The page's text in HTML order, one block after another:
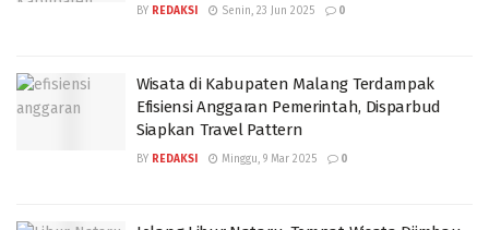
BY REDAKSI Senin, 23 Jun 2025 0
Wisata di Kabupaten Malang Terdampak
Efisiensi Anggaran Pemerintah, Disparbud
Siapkan Travel Pattern
BY REDAKSI Minggu, 9 Mar 2025 0